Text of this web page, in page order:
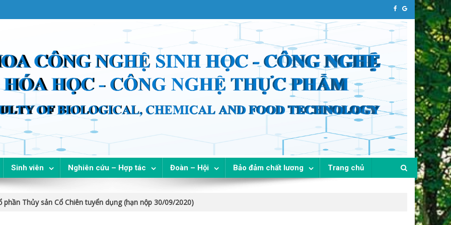
Sinh viên Nghiên cứu – Hợp tác Đoàn – Hội Bảo đảm chất lương Trang chủ
phần Thủy sản Cổ Chiên tuyển dụng (hạn nộp 30/09/2020)